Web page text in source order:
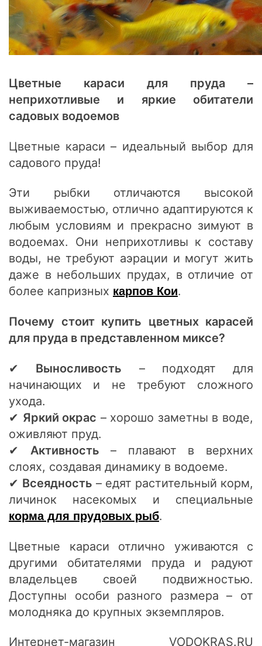
Цветные караси для пруда –
неприхотливые и яркие обитатели
садовых водоемов
Цветные караси – идеальный выбор для
садового пруда!
Эти рыбки отличаются высокой
выживаемостью, отлично адаптируются к
любым условиям и прекрасно зимуют в
водоемах. Они неприхотливы к составу
воды, не требуют аэрации и могут жить
даже в небольших прудах, в отличие от
более капризных карпов Кои.
Почему стоит купить цветных карасей
для пруда в представленном миксе?
✔ Выносливость – подходят для
начинающих и не требуют сложного
ухода.
✔ Яркий окрас – хорошо заметны в воде,
оживляют пруд.
✔ Активность – плавают в верхних
слоях, создавая динамику в водоеме.
✔ Всеядность – едят растительный корм,
личинок насекомых и специальные
корма для прудовых рыб.
Цветные караси отлично уживаются с
другими обитателями пруда и радуют
владельцев своей подвижностью.
Доступны особи разного размера – от
молодняка до крупных экземпляров.
Интернет-магазин VODOKRAS.RU